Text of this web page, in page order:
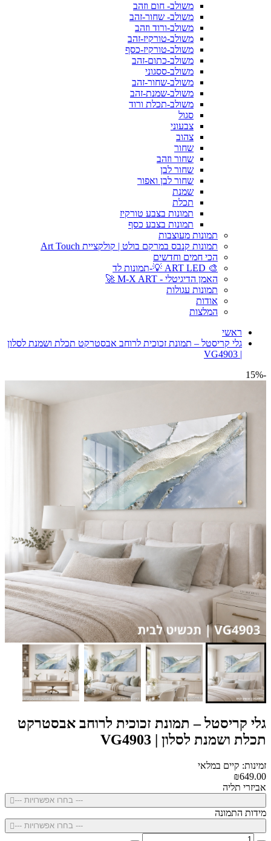
משולב- חום וזהב
משולב- שחור-זהב
משולב-ורוד וזהב
משולב-טורקיז-זהב
משולב-טורקיז-כסף
משולב-כתום-זהב
משולב-ססגוני
משולב-שחור-זהב
משולב-שמנת-זהב
משולב-תכלת ורוד
סגול
צבעוני
צהוב
שחור
שחור וזהב
שחור לבן
שחור לבן ואפור
שמנת
תכלת
תמונות בצבע טורקיז
תמונות בצבע כסף
תמונות מעוצבות
תמונות קנבס במרקם בולט | קולקציית Art Touch
הכי חמים וחדשים
🎨 ART LED 💡-תמונות לד
האמן הדיגיטלי - M-X ART 🚀
תמונות עגולות
אודות
המלצות
ראשי
גלי קריסטל – תמונת זכוכית לרוחב אבסטרקט תכלת ושמנת לסלון
| VG4903
-15%
גלי קריסטל – תמונת זכוכית לרוחב אבסטרקט
תכלת ושמנת לסלון | VG4903
זמינות: קיים במלאי
₪649.00
אביזרי תליה
--- בחרו אפשרויות ---
מידות התמונה
--- בחרו אפשרויות ---